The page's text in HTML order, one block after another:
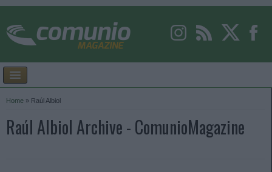
Home » Raúl Albiol
Raúl Albiol Archive - ComunioMagazine